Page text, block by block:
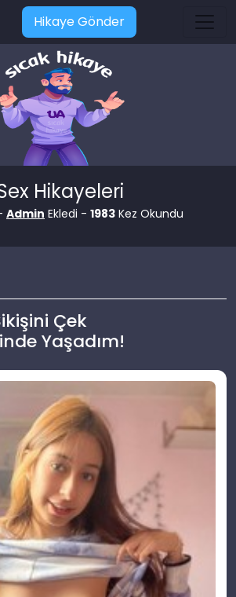
Hikaye Gönder
Hikayeleri
Admin Ekledi - 1983 Kez Okundu
Çek
Yaşadım!